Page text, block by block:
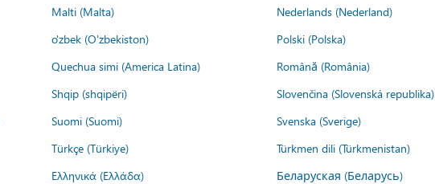
Malti (Malta)
Nederlands (Nederland)
o'zbek (O'zbekiston)
Polski (Polska)
Quechua simi (America Latina)
Română (România)
Shqip (shqipëri)
Slovenčina (Slovenská republika)
Suomi (Suomi)
Svenska (Sverige)
Türkçe (Türkiye)
Türkmen dili (Türkmenistan)
Ελληνικά (Ελλάδα)
Беларуская (Беларусь)